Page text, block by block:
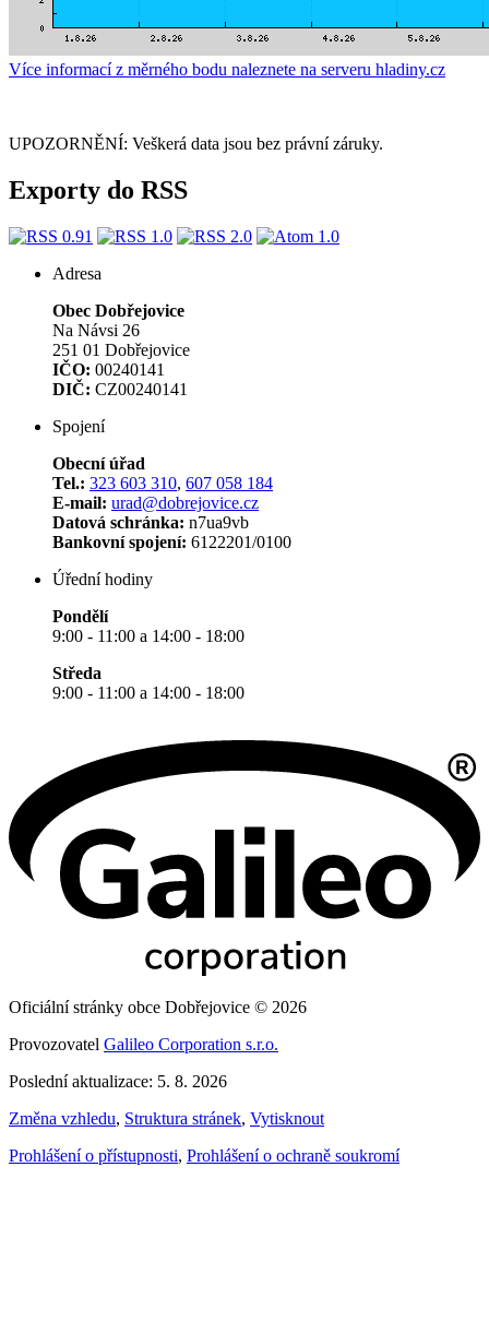
Více informací z měrného bodu naleznete na serveru hladiny.cz
UPOZORNĚNÍ: Veškerá data jsou bez právní záruky.
Exporty do RSS
Adresa
Obec Dobřejovice
Na Návsi 26
251 01 Dobřejovice
IČO: 00240141
DIČ: CZ00240141
Spojení
Obecní úřad
Tel.: 323 603 310, 607 058 184
E-mail: urad@dobrejovice.cz
Datová schránka: n7ua9vb
Bankovní spojení: 6122201/0100
Úřední hodiny
Pondělí
9:00 - 11:00 a 14:00 - 18:00
Středa
9:00 - 11:00 a 14:00 - 18:00
Oficiální stránky obce Dobřejovice © 2026
Provozovatel Galileo Corporation s.r.o.
Poslední aktualizace: 5. 8. 2026
Změna vzhledu, Struktura stránek, Vytisknout
Prohlášení o přístupnosti, Prohlášení o ochraně soukromí